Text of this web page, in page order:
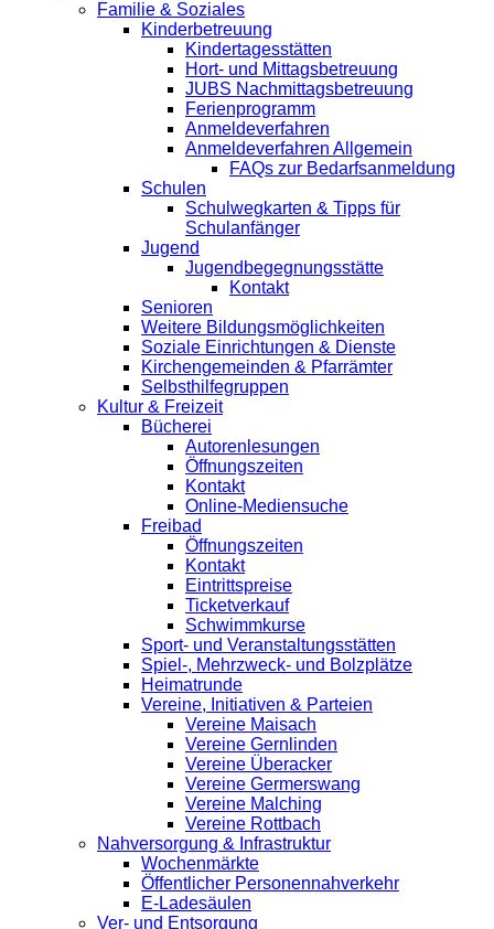
Familie & Soziales
Kinderbetreuung
Kindertagesstätten
Hort- und Mittagsbetreuung
JUBS Nachmittagsbetreuung
Ferienprogramm
Anmeldeverfahren
Anmeldeverfahren Allgemein
FAQs zur Bedarfsanmeldung
Schulen
Schulwegkarten & Tipps für
Schulanfänger
Jugend
Jugendbegegnungsstätte
Kontakt
Senioren
Weitere Bildungsmöglichkeiten
Soziale Einrichtungen & Dienste
Kirchengemeinden & Pfarrämter
Selbsthilfegruppen
Kultur & Freizeit
Bücherei
Autorenlesungen
Öffnungszeiten
Kontakt
Online-Mediensuche
Freibad
Öffnungszeiten
Kontakt
Eintrittspreise
Ticketverkauf
Schwimmkurse
Sport- und Veranstaltungsstätten
Spiel-, Mehrzweck- und Bolzplätze
Heimatrunde
Vereine, Initiativen & Parteien
Vereine Maisach
Vereine Gernlinden
Vereine Überacker
Vereine Germerswang
Vereine Malching
Vereine Rottbach
Nahversorgung & Infrastruktur
Wochenmärkte
Öffentlicher Personennahverkehr
E-Ladesäulen
Ver- und Entsorgung